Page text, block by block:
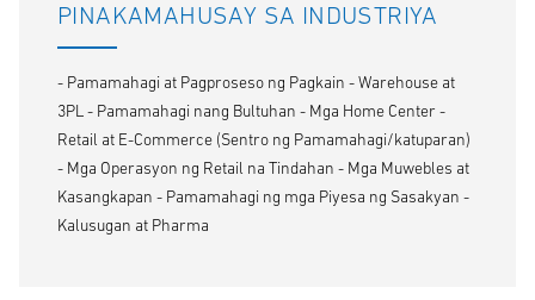
PINAKAMAHUSAY SA INDUSTRIYA
- Pamamahagi at Pagproseso ng Pagkain - Warehouse at
3PL - Pamamahagi nang Bultuhan - Mga Home Center -
Retail at E-Commerce (Sentro ng Pamamahagi/katuparan)
- Mga Operasyon ng Retail na Tindahan - Mga Muwebles at
Kasangkapan - Pamamahagi ng mga Piyesa ng Sasakyan -
Kalusugan at Pharma